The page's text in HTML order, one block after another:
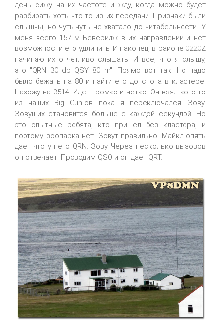
день сижу на их частоте и жду, когда можно будет
разбирать хоть что-то из их передачи. Признаки были
слышны, но чуть-чуть не хватало до читабельности. У
меня всего 157 м Беверидж в их направлении и нет
возможности его удлинить. И наконец, в районе 0220Z
начинаю их отчетливо слышать. И все, что я слышу,
это "QRN 30 db QSY 80 m". Прямо вот так! Но надо
было бежать на 80 и найти его до спота в кластере.
Нахожу на 3514. Идет громко и четко. Он взял кого-то
из наших Big Gun-ов пока я переключался. Зову.
Зовущих становится больше с каждой секундой. Но
это опытные ребята, кто пришел без кластера, и
поэтому зоопарка нет. Зовут правильно. Майкл опять
дает что у него QRN. Зову. Через несколько вызовов
он отвечает. Проводим QSO и он дает QRT.